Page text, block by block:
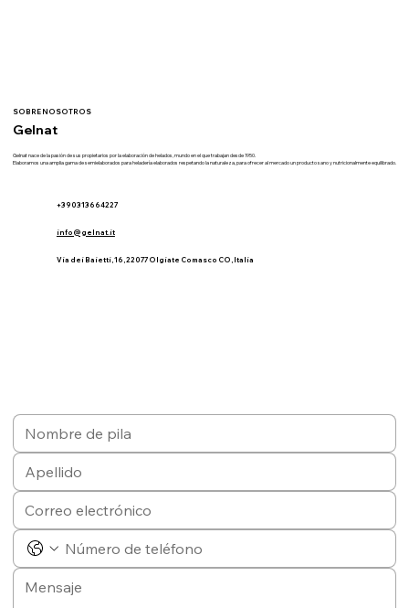
SOBRE NOSOTROS
Gelnat
Gelnat nace de la pasión de sus propietarios por la elaboración de helados, mundo en el que trabajan desde 1950.
Elaboramos una amplia gama de semielaborados para heladería elaborados respetando la naturaleza, para ofrecer al mercado un producto sano y nutricionalmente equilibrado.
+390313664227
info@gelnat.it
Via dei Baietti, 16, 22077 Olgiate Comasco CO, Italia